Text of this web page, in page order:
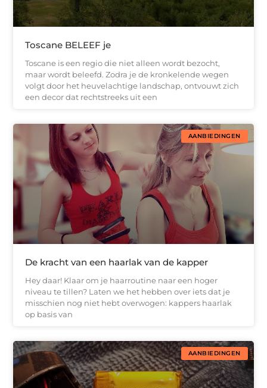
Toscane BELEEF je
Toscane is een regio die niet alleen wordt bezocht,
maar wordt beleefd. Zodra je de kronkelende wegen
volgt door het heuvelachtige landschap, ontvouwt zich
een decor dat rechtstreeks uit een
AANBIEDINGEN
De kracht van een haarlak van de kapper
Hey daar! Klaar om je haarroutine naar een hoger
niveau te tillen? Laten we het hebben over iets dat je
misschien nog niet hebt overwogen: kappers haarlak
op basis van
AANBIEDINGEN